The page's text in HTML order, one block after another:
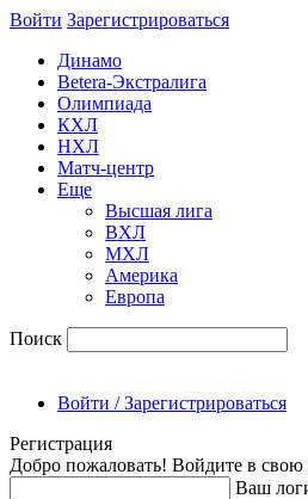
Войти Зарегиcтрироваться
Динамо
Betera-Экстралига
Олимпиада
КХЛ
НХЛ
Матч-центр
Еще
Высшая лига
ВХЛ
МХЛ
Америка
Европа
Поиск
Войти / Зарегистрироваться
Регистрация
Добро пожаловать! Войдите в свою
Ваш